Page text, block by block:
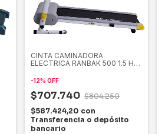
CINTA CAMINADORA
ELECTRICA RANBAK 500 1.5 HP
-12%OFF
$707.740 $804.250
$587.424,20 con
Transferencia o depósito
bancario